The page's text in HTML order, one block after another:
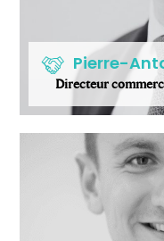
Pierre-
Directeur